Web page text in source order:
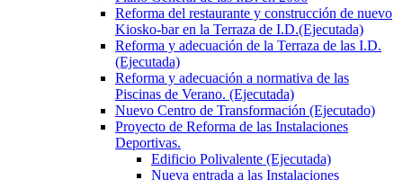
Reforma del restaurante y construcción de nuevo
Kiosko-bar en la Terraza de I.D.(Ejecutada)
Reforma y adecuación de la Terraza de las I.D.
(Ejecutada)
Reforma y adecuación a normativa de las
Piscinas de Verano. (Ejecutada)
Nuevo Centro de Transformación (Ejecutado)
Proyecto de Reforma de las Instalaciones
Deportivas.
Edificio Polivalente (Ejecutada)
Nueva entrada a las Instalaciones